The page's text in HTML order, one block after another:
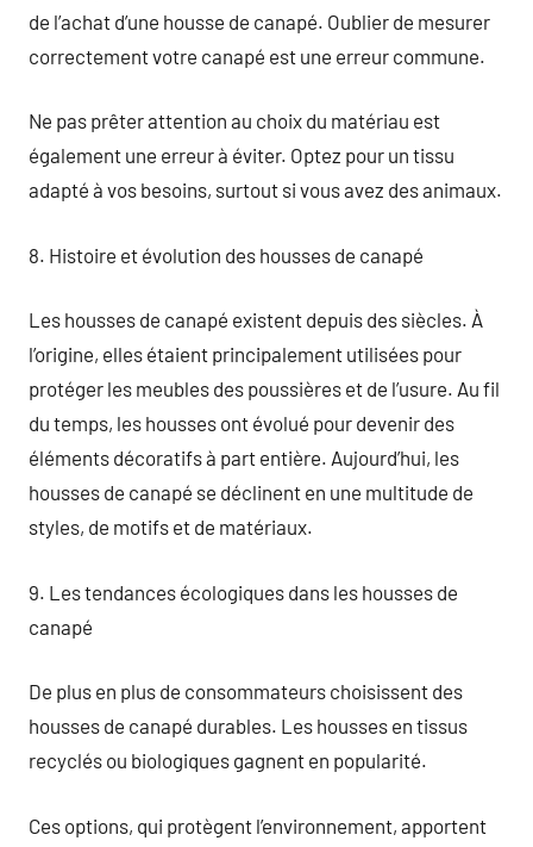
de l’achat d’une housse de canapé. Oublier de mesurer
correctement votre canapé est une erreur commune.
Ne pas prêter attention au choix du matériau est
également une erreur à éviter. Optez pour un tissu
adapté à vos besoins, surtout si vous avez des animaux.
8. Histoire et évolution des housses de canapé
Les housses de canapé existent depuis des siècles. À
l’origine, elles étaient principalement utilisées pour
protéger les meubles des poussières et de l’usure. Au fil
du temps, les housses ont évolué pour devenir des
éléments décoratifs à part entière. Aujourd’hui, les
housses de canapé se déclinent en une multitude de
styles, de motifs et de matériaux.
9. Les tendances écologiques dans les housses de
canapé
De plus en plus de consommateurs choisissent des
housses de canapé durables. Les housses en tissus
recyclés ou biologiques gagnent en popularité.
Ces options, qui protègent l’environnement, apportent